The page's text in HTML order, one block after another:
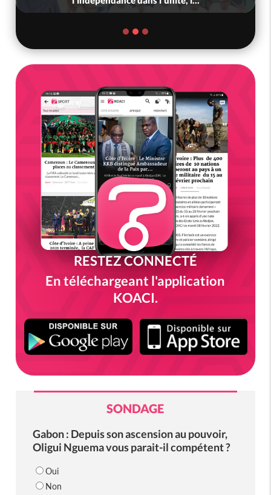
RESTEZ CONNECTÉ
En téléchargeant l'application
KOACI.
SONDAGE
Gabon : Depuis son ascension au pouvoir,
Oligui Nguema vous parait-il compétent ?
Oui
Non